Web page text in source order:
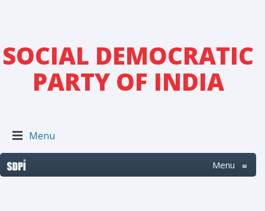
SOCIAL DEMOCRATIC
PARTY OF INDIA
Menu
Menu ≡